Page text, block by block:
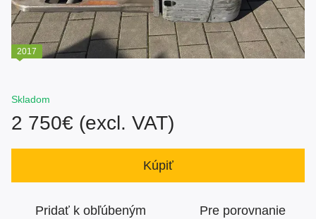
2017
Skladom
2 750€ (excl. VAT)
Kúpiť
Pridať k obľúbeným Pre porovnanie